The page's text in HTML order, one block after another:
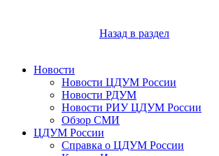
Назад в раздел
Новости
Новости ЦДУМ России
Новости РДУМ
Новости РИУ ЦДУМ России
Обзор СМИ
ЦДУМ России
Справка о ЦДУМ России